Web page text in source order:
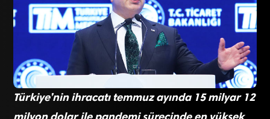
Türkiye’nin ihracatı temmuz ayında 15 milyar 12